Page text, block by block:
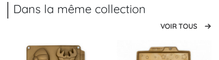
Dans la même collection
VOIR TOUS